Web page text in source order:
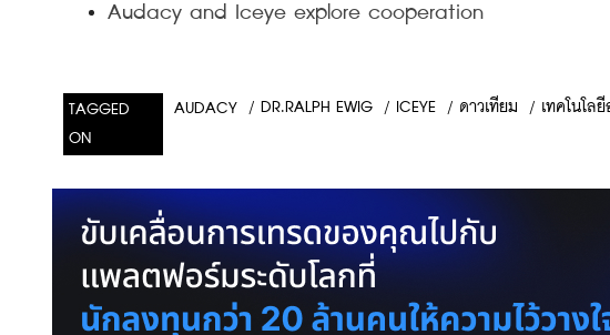
Audacy and Iceye explore cooperation
TAGGED
ON
AUDACY / DR.RALPH EWIG / ICEYE / ดาวเทียม / เทคโนโล